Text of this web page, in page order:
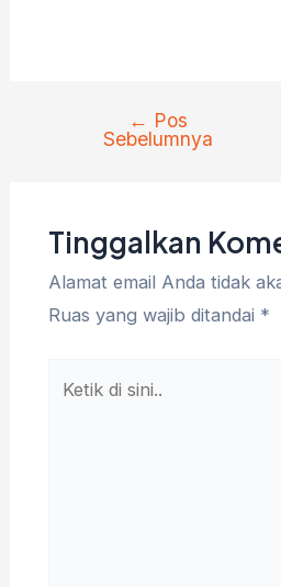
Navigasi← Pos
Sebelumnya
Tinggalkan
Alamat email Anda tidak
Ruas yang wajib ditandai *